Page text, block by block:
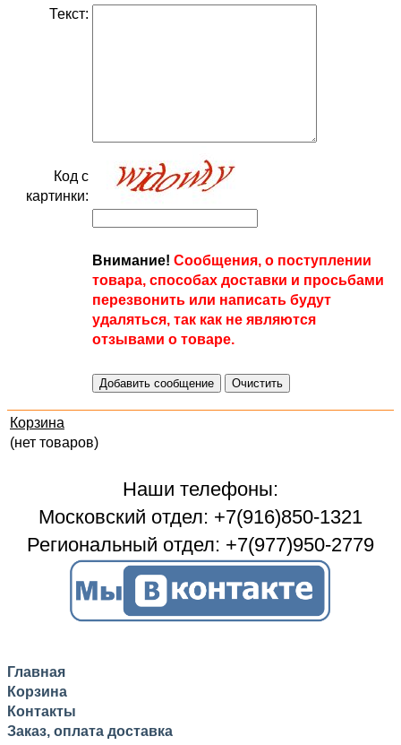
Текст:
Код с
картинки:
Внимание! Сообщения, о поступлении
товара, способах доставки и просьбами
перезвонить или написать будут
удаляться, так как не являются
отзывами о товаре.
Корзина
(нет товаров)
Наши телефоны:
Московский отдел: +7(916)850-1321
Региональный отдел: +7(977)950-2779
Главная
Корзина
Контакты
Заказ, оплата доставка